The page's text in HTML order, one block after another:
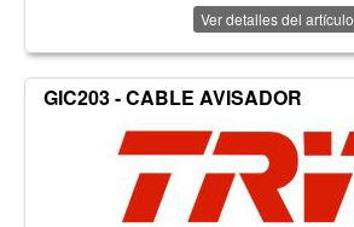
Ver detalles del artículo
GIC203 - CABLE AVISADOR